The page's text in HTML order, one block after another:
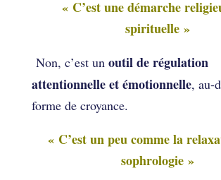
« C’est une démarche
spirituelle »
Non, c’est un outil de régulation
attentionnelle et émotionnelle, au-
forme de croyance.
« C’est un peu comme la
sophrologie »